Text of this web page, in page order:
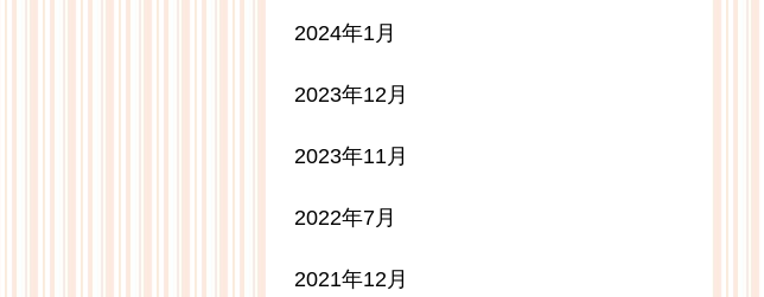
2024年1月
2023年12月
2023年11月
2022年7月
2021年12月